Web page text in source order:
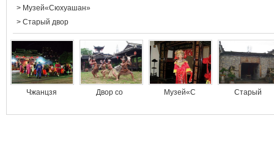
> Музей«Сюхуашан»
> Старый двор
Чжанцзя Двор со Музей«С Старый